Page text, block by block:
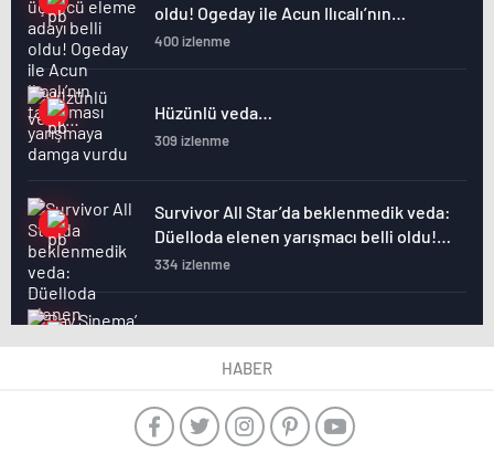
oldu! Ogeday ile Acun Ilıcalı’nın
tartışması yarışmaya damga vurdu
400 izlenme
Hüzünlü veda…
309 izlenme
Survivor All Star’da beklenmedik veda:
Düelloda elenen yarışmacı belli oldu!
Nagihan’ın duygusal anları
334 izlenme
312 izlenme
Taş Kağıt Makas’ta Umut gözaltında!
HABER